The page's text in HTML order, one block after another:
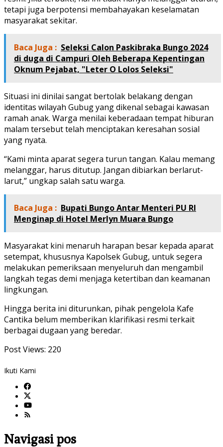
tetapi juga berpotensi membahayakan keselamatan
masyarakat sekitar.
Baca Juga : Seleksi Calon Paskibraka Bungo 2024
di duga di Campuri Oleh Beberapa Kepentingan
Oknum Pejabat, "Leter O Lolos Seleksi"
Situasi ini dinilai sangat bertolak belakang dengan
identitas wilayah Gubug yang dikenal sebagai kawasan
ramah anak. Warga menilai keberadaan tempat hiburan
malam tersebut telah menciptakan keresahan sosial
yang nyata.
“Kami minta aparat segera turun tangan. Kalau memang
melanggar, harus ditutup. Jangan dibiarkan berlarut-
larut,” ungkap salah satu warga.
Baca Juga : Bupati Bungo Antar Menteri PU RI
Menginap di Hotel Merlyn Muara Bungo
Masyarakat kini menaruh harapan besar kepada aparat
setempat, khususnya Kapolsek Gubug, untuk segera
melakukan pemeriksaan menyeluruh dan mengambil
langkah tegas demi menjaga ketertiban dan keamanan
lingkungan.
Hingga berita ini diturunkan, pihak pengelola Kafe
Cantika belum memberikan klarifikasi resmi terkait
berbagai dugaan yang beredar.
Post Views: 220
Ikuti Kami
Navigasi pos